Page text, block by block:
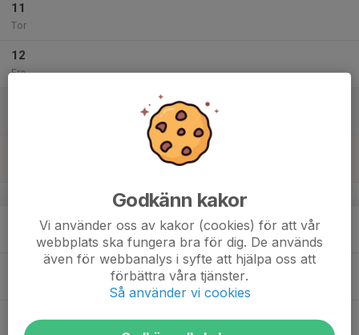
11
Tor
12
Fre
v.3
Ons
Godkänn kakor
Vi använder oss av kakor (cookies) för att vår
webbplats ska fungera bra för dig. De används
även för webbanalys i syfte att hjälpa oss att
förbättra våra tjänster.
Så använder vi cookies